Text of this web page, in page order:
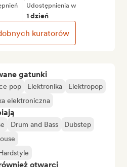
gatunki
pop Elektronika
Elektropop
elektroniczna
Drum and Bass
Dubstep
otwarci
Udostępnienia w
1 dzień
kuratorów